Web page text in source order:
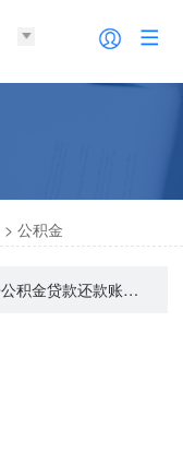
>公积金
住房公积金贷款还款账户变更